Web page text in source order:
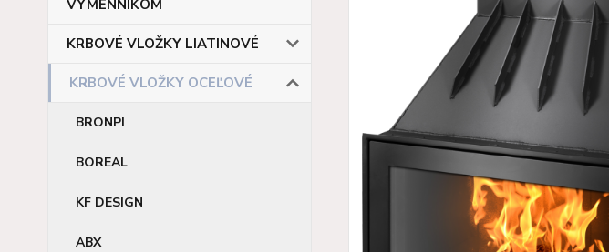
VÝMENNÍKOM
KRBOVÉ VLOŽKY LIATINOVÉ
KRBOVÉ VLOŽKY OCEĽOVÉ
BRONPI
BOREAL
KF DESIGN
ABX